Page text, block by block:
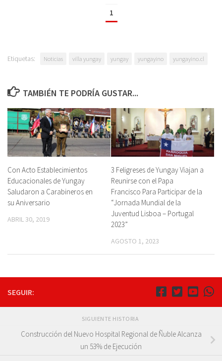
1
Etiquetas: Noticias villa yungay yungay yungayino yungayino.cl
TAMBIÉN TE PODRÍA GUSTAR...
Con Acto Establecimientos
Educacionales de Yungay
Saludaron a Carabineros en
su Aniversario
ABRIL 30, 2019
3 Feligreses de Yungay Viajan a
Reunirse con el Papa
Francisco Para Participar de la
“Jornada Mundial de la
Juventud Lisboa – Portugal
2023”
AGOSTO 1, 2023
SEGUIR:
SIGUIENTE HISTORIA
Construcción del Nuevo Hospital Regional de Ñuble Alcanza
un 53% de Ejecución